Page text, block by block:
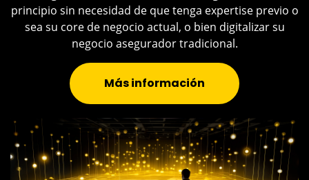
principio sin necesidad de que tenga expertise previo o
sea su core de negocio actual, o bien digitalizar su
negocio asegurador tradicional.
Más información